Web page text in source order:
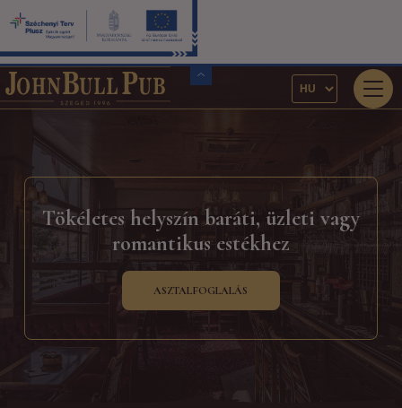
Tökéletes helyszín baráti, üzleti vagy
romantikus estékhez
ASZTALFOGLALÁS